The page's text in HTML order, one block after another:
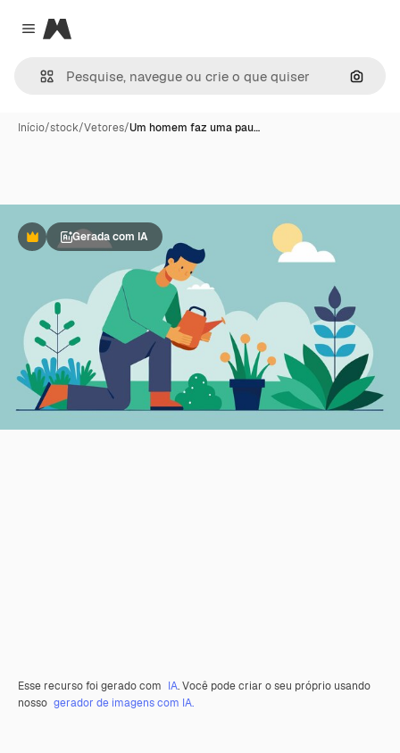
Close menu
Magnific
Início/stock/Vetores/Um homem faz uma pau…
PremiumGerada com IA
Esse recurso foi gerado com IA. Você pode criar o seu próprio usando
nosso gerador de imagens com IA.